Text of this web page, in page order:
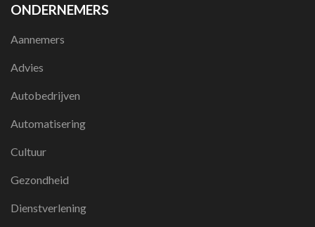
ONDERNEMERS
Aannemers
Advies
Autobedrijven
Automatisering
Cultuur
Gezondheid
Dienstverlening